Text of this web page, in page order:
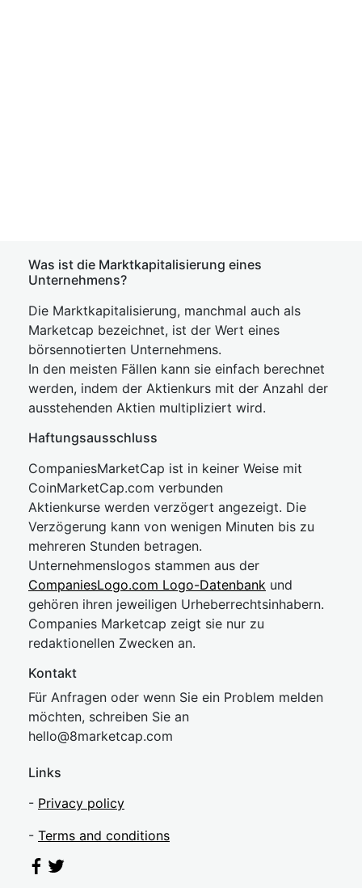
Was ist die Marktkapitalisierung eines
Unternehmens?
Die Marktkapitalisierung, manchmal auch als
Marketcap bezeichnet, ist der Wert eines
börsennotierten Unternehmens.
In den meisten Fällen kann sie einfach berechnet
werden, indem der Aktienkurs mit der Anzahl der
ausstehenden Aktien multipliziert wird.
Haftungsausschluss
CompaniesMarketCap ist in keiner Weise mit
CoinMarketCap.com verbunden
Aktienkurse werden verzögert angezeigt. Die
Verzögerung kann von wenigen Minuten bis zu
mehreren Stunden betragen.
Unternehmenslogos stammen aus der
CompaniesLogo.com Logo-Datenbank und
gehören ihren jeweiligen Urheberrechtsinhabern.
Companies Marketcap zeigt sie nur zu
redaktionellen Zwecken an.
Kontakt
Für Anfragen oder wenn Sie ein Problem melden
möchten, schreiben Sie an
hello@8marketcap.com
Links
- Privacy policy
- Terms and conditions